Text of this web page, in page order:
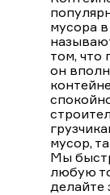
мусора
том, что
он
мусор,
Мы
любую
делайте